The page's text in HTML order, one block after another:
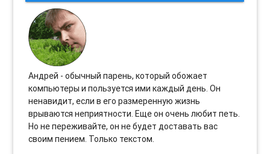
Андрей - обычный парень, который обожает
компьютеры и пользуется ими каждый день. Он
ненавидит, если в его размеренную жизнь
врываются неприятности. Еще он очень любит петь.
Но не переживайте, он не будет доставать вас
своим пением. Только текстом.